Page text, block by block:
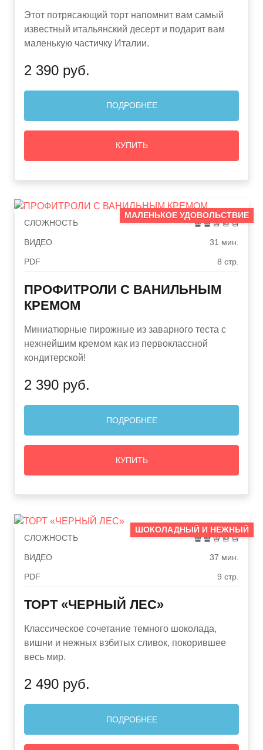
Этот потрясающий торт напомнит вам самый
известный итальянский десерт и подарит вам
маленькую частичку Италии.
2 390 руб.
ПОДРОБНЕЕ
КУПИТЬ
МАЛЕНЬКОЕ УДОВОЛЬСТВИЕ
СЛОЖНОСТЬ
ВИДЕО 31 мин.
PDF 8 стр.
ПРОФИТРОЛИ С ВАНИЛЬНЫМ
КРЕМОМ
Миниатюрные пирожные из заварного теста с
нежнейшим кремом как из первоклассной
кондитерской!
2 390 руб.
ПОДРОБНЕЕ
КУПИТЬ
ШОКОЛАДНЫЙ И НЕЖНЫЙ
СЛОЖНОСТЬ
ВИДЕО 37 мин.
PDF 9 стр.
ТОРТ «ЧЕРНЫЙ ЛЕС»
Классическое сочетание темного шоколада,
вишни и нежных взбитых сливок, покорившее
весь мир.
2 490 руб.
ПОДРОБНЕЕ